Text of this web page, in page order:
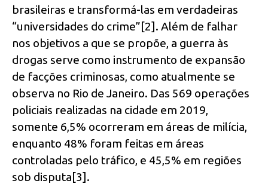
brasileiras e transformá-las em verdadeiras
“universidades do crime”[2]. Além de falhar
nos objetivos a que se propõe, a guerra às
drogas serve como instrumento de expansão
de facções criminosas, como atualmente se
observa no Rio de Janeiro. Das 569 operações
policiais realizadas na cidade em 2019,
somente 6,5% ocorreram em áreas de milícia,
enquanto 48% foram feitas em áreas
controladas pelo tráfico, e 45,5% em regiões
sob disputa[3].